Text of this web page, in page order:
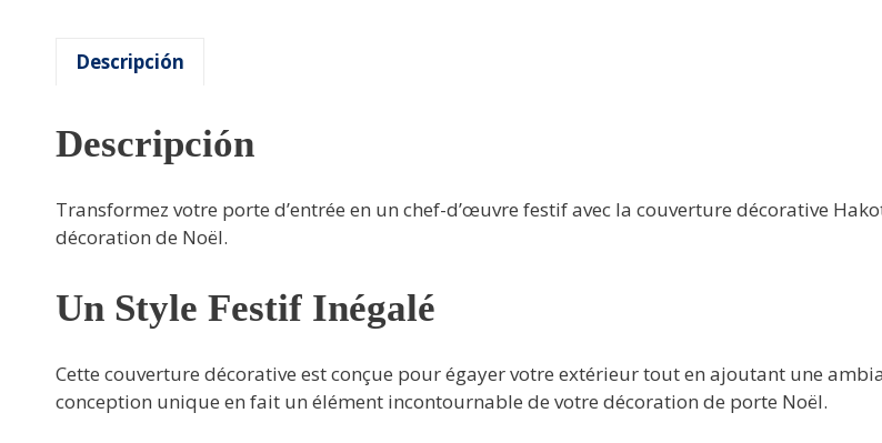
Descripción
Descripción
Transformez votre porte d’entrée en un chef-d’œuvre festif avec la couverture décorative
décoration de Noël.
Un Style Festif Inégalé
Cette couverture décorative est conçue pour égayer votre extérieur tout en ajoutant une
conception unique en fait un élément incontournable de votre décoration de porte Noël.